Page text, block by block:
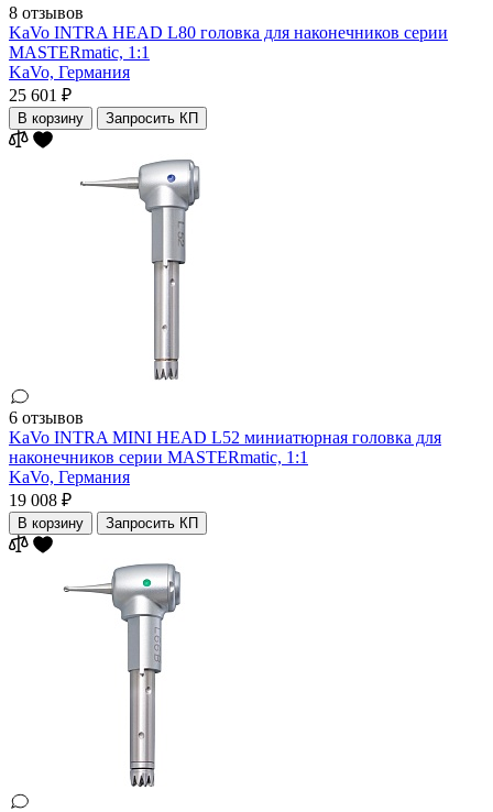
8 отзывов
KaVo INTRA HEAD L80 головка для наконечников серии
MASTERmatic, 1:1
KaVo, Германия
25 601 ₽
В корзину Запросить КП
6 отзывов
KaVo INTRA MINI HEAD L52 миниатюрная головка для
наконечников серии MASTERmatic, 1:1
KaVo, Германия
19 008 ₽
В корзину Запросить КП